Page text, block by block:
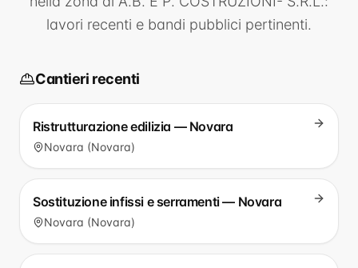
lavori recenti e bandi pubblici pertinenti.
Cantieri recenti
Ristrutturazione edilizia — Novara
Novara (Novara)
Sostituzione infissi e serramenti — Novara
Novara (Novara)